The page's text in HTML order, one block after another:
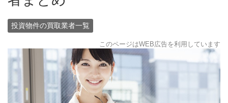
投資物件の買取業者一覧
このページはWEB広告を利用しています